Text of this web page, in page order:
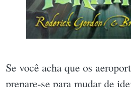
Se você acha que os
prepare-se para mudar de